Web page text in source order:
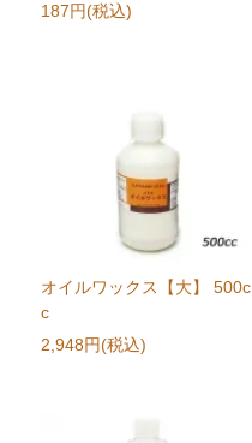
187円(税込)
オイルワックス【大】 500c
c
2,948円(税込)